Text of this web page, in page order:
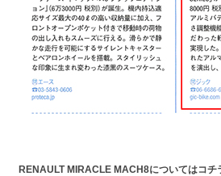
RENAULT MIRACLE MACH8についてはコチ